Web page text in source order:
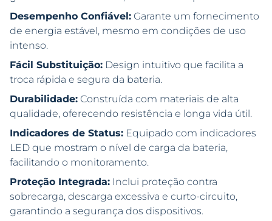
Desempenho Confiável: Garante um fornecimento
de energia estável, mesmo em condições de uso
intenso.
Fácil Substituição: Design intuitivo que facilita a
troca rápida e segura da bateria.
Durabilidade: Construída com materiais de alta
qualidade, oferecendo resistência e longa vida útil.
Indicadores de Status: Equipado com indicadores
LED que mostram o nível de carga da bateria,
facilitando o monitoramento.
Proteção Integrada: Inclui proteção contra
sobrecarga, descarga excessiva e curto-circuito,
garantindo a segurança dos dispositivos.